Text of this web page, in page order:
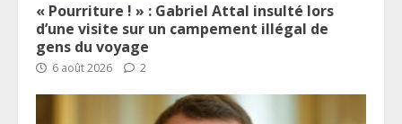
« Pourriture ! » : Gabriel Attal insulté lors
d’une visite sur un campement illégal de
gens du voyage
6 août 2026 2